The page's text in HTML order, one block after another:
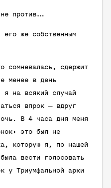
против…
его же собственным
сомневалась, сдержит
менее в день
я на всякий случай
впрок — вдруг
В 4 часа дня меня
это был не
которую я, по нашей
вести голосовать
у Триумфальной арки